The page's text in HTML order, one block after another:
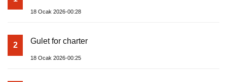
18 Ocak 2026-00:28
2 Gulet for charter
18 Ocak 2026-00:25